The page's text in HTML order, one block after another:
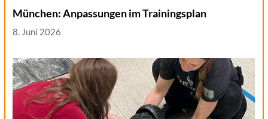
München: Anpassungen im Trainingsplan
8. Juni 2026